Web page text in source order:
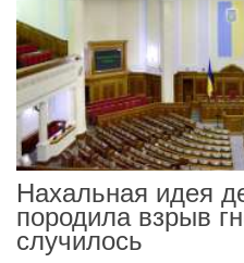
Нахальная идея
породила взрыв
случилось